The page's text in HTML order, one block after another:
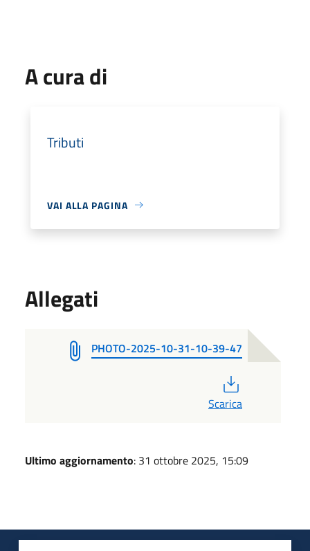
A cura di
Tributi
VAI ALLA PAGINA
Allegati
PHOTO-2025-10-31-10-39-47
Scarica
Ultimo aggiornamento: 31 ottobre 2025, 15:09